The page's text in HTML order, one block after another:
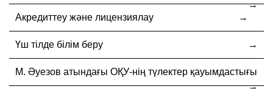
Акредиттеу және лицензиялау
Үш тілде білім беру
М. Әуезов атындағы ОҚУ-нің түлектер қауымдастығы